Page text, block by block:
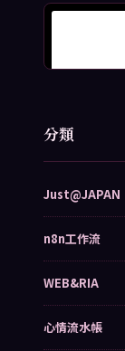
分類
Just@JAPAN
n8n工作流
WEB&RIA
心情流水帳